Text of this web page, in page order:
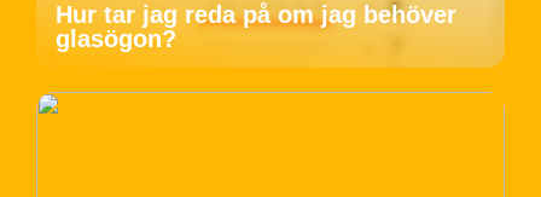
Hur tar jag reda på om jag behöver
glasögon?